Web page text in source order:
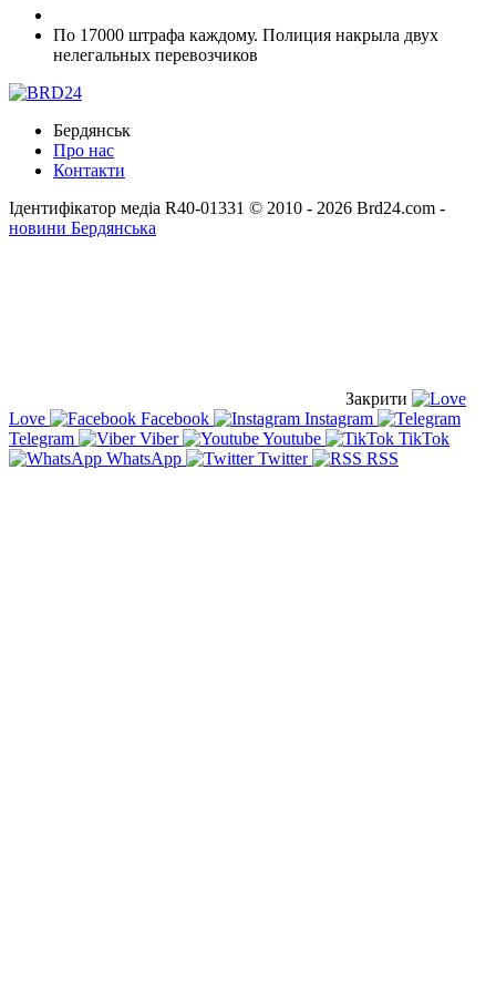
По 17000 штрафа каждому. Полиция накрыла двух
нелегальных перевозчиков
Бердянськ
Про нас
Контакти
Ідентифікатор медіа R40-01331 © 2010 - 2026 Brd24.com -
новини Бердянська
Закрити
Love
Facebook
Instagram
Telegram
Viber Youtube
TikTok
WhatsApp
Twitter RSS